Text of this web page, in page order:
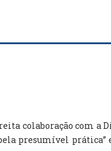
colaboração com a
presumível